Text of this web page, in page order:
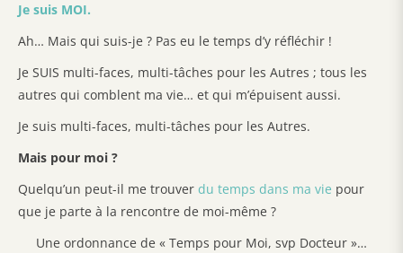
Je suis MOI.
Ah… Mais qui suis-je ? Pas eu le temps d’y réfléchir !
Je SUIS multi-faces, multi-tâches pour les Autres ; tous les
autres qui comblent ma vie… et qui m’épuisent aussi.
Je suis multi-faces, multi-tâches pour les Autres.
Mais pour moi ?
Quelqu’un peut-il me trouver du temps dans ma vie pour
que je parte à la rencontre de moi-même ?
Une ordonnance de « Temps pour Moi, svp Docteur »…